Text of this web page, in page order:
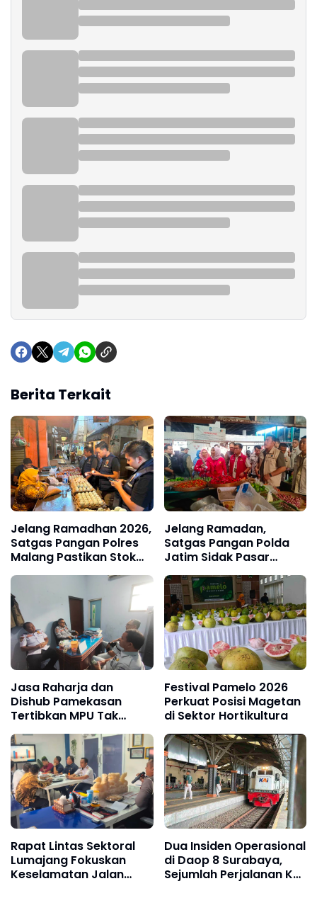
Berita Terkait
Jelang Ramadhan 2026,
Satgas Pangan Polres
Malang Pastikan Stok
Bahan Pokok Aman
Jelang Ramadan,
Satgas Pangan Polda
Jatim Sidak Pasar
Pucang, Harga
Bapokting Dipastikan
Stabil
Jasa Raharja dan
Dishub Pamekasan
Tertibkan MPU Tak
Sesuai Peruntukan
Festival Pamelo 2026
Perkuat Posisi Magetan
di Sektor Hortikultura
Rapat Lintas Sektoral
Lumajang Fokuskan
Keselamatan Jalan
Dua Insiden Operasional
di Daop 8 Surabaya,
Sejumlah Perjalanan KA